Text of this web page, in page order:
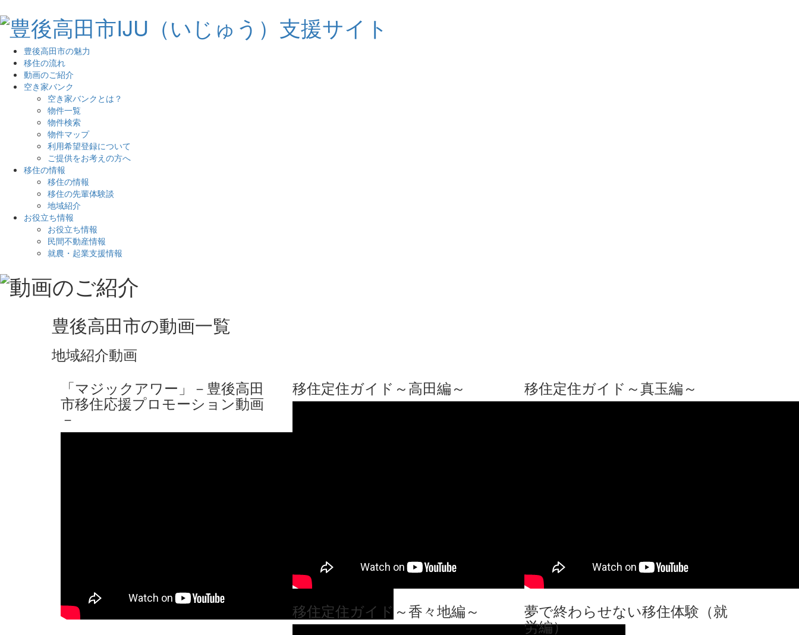
豊後高田市の魅力
移住の流れ
動画のご紹介
空き家バンク
空き家バンクとは？
物件一覧
物件検索
物件マップ
利用希望登録について
ご提供をお考えの方へ
移住の情報
移住の情報
移住の先輩体験談
地域紹介
お役立ち情報
お役立ち情報
民間不動産情報
就農・起業支援情報
豊後高田市の動画一覧
地域紹介動画
「マジックアワー」－豊後高田
市移住応援プロモーション動画
－
移住定住ガイド～高田編～ 移住定住ガイド～真玉編～
移住定住ガイド～香々地編～ 夢で終わらせない移住体験（就
労編）